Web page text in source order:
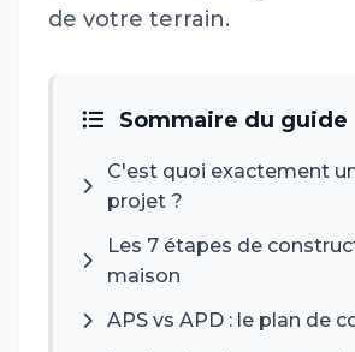
de votre terrain.
Sommaire du guide
C'est quoi exactement
projet ?
Les 7 étapes de
maison
APS vs APD : le plan de